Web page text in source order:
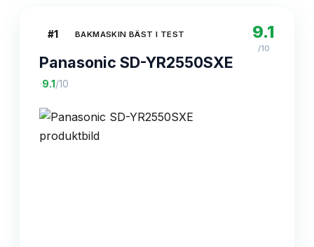
#1 BAKMASKIN BÄST I TEST
Panasonic SD-YR2550SXE
·9.1 /10
9.1
/10